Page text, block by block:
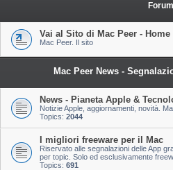
Forum
Vai al Sito di Mac Peer - Home
Mac Peer. Il sito
Mac Peer News -
News - Pianeta Apple &
Notizie Apple, aggiornamenti, novità.
Topics: 2044
I migliori freeware per il Mac
Riservato alle segnalazioni delle App
per topic. Solo ed esclusivamente
Topics: 691